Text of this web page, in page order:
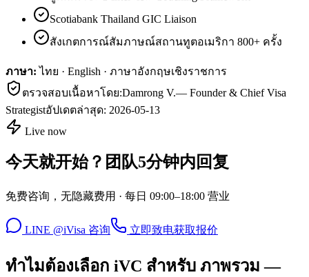
Scotiabank Thailand GIC Liaison
สังเกตการณ์สัมภาษณ์สถานทูตอเมริกา 800+ ครั้ง
ภาษา: ไทย · English · ภาษาอังกฤษเชิงราชการ
ตรวจสอบเนื้อหาโดย:Damrong V.— Founder & Chief Visa
Strategistอัปเดตล่าสุด: 2026-05-13
Live now
今天就开始？团队5分钟内回复
免费咨询，无隐藏费用 · 每日 09:00–18:00 营业
LINE @iVisa 咨询 立即致电获取报价
ทำไมต้องเลือก iVC สำหรับ ภาพรวม —